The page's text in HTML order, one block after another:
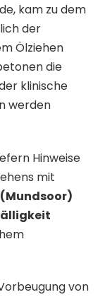
kam zu dem
der
Ölziehen
die
klinische
werden
Hinweise
mit
von